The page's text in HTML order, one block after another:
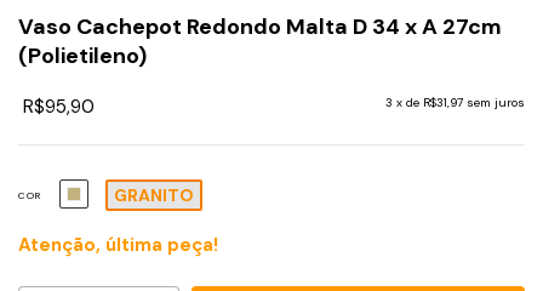
Vaso Cachepot Redondo Malta D 34 x A 27cm
(Polietileno)
R$95,90 3 x de R$31,97 sem juros
COR GRANITO
Atenção, última peça!